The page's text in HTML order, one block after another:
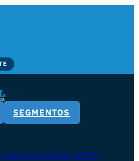
SEGMENTOS
HIPER POUPA TEMPO